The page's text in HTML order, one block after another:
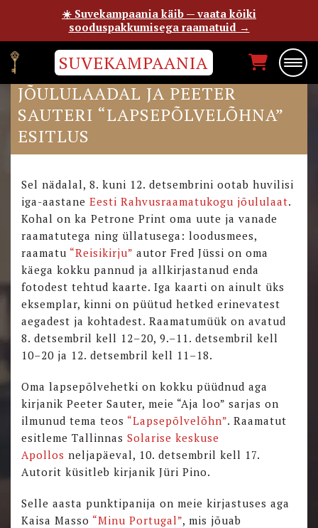
SUVEKAMPAANIA
FRED JÜSSI FOTOKAARDID
JÕULULAADAL JA PEETER
SAUTERI “LAPSEPÕLVELÕHNA”
ESITLUS
Sel nädalal, 8. kuni 12. detsembrini ootab huvilisi
iga-aastane Eesti Rahvusraamatukogu jõululaat.
Kohal on ka Petrone Print oma uute ja vanade
raamatutega ning üllatusega: loodusmees,
raamatu “Reisikirju” autor Fred Jüssi on oma
käega kokku pannud ja allkirjastanud enda
fotodest tehtud kaarte. Iga kaarti on ainult üks
eksemplar, kinni on püütud hetked erinevatest
aegadest ja kohtadest. Raamatumüük on avatud
8. detsembril kell 12–20, 9.–11. detsembril kell
10–20 ja 12. detsembril kell 11–18.
Oma lapsepõlvehetki on kokku püüdnud aga
kirjanik Peeter Sauter, meie “Aja loo” sarjas on
ilmunud tema teos “Lapsepõlvelõhn”. Raamatut
esitleme Tallinnas Solarise keskuse
Apollos neljapäeval, 10. detsembril kell 17.
Autorit küsitleb kirjanik Jüri Pino.
Selle aasta punktipanija on meie kirjastuses aga
Kaisa Masso “Minu Portugal”, mis jõuab
☀️ Suvekampaania käib — vaata kõiki
sooduspakkumisega raamatuid →